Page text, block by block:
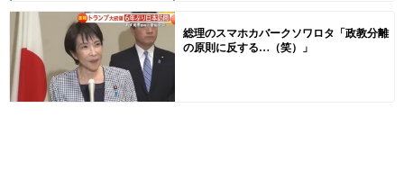
総理のスマホカバークソワロタ「政教分離
の原則に反する…（笑）」